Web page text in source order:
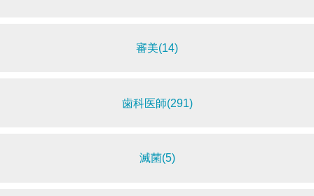
審美(14)
歯科医師(291)
滅菌(5)